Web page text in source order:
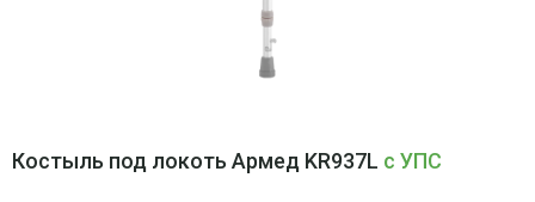
Костыль под локоть Армед KR937L с УПС